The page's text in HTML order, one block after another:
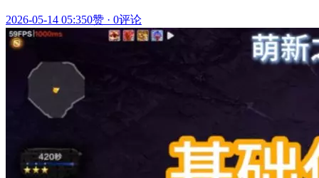
2026-05-14 05:350赞 · 0评论